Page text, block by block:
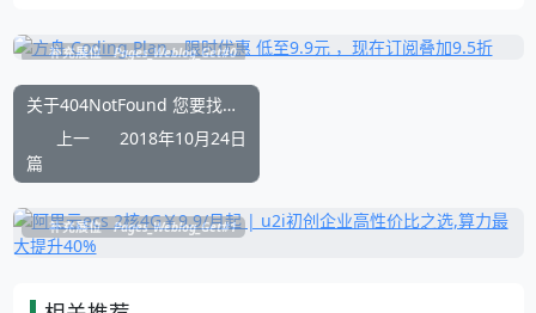
补充展位 Pages_Weblog_Get#0
关于404NotFound 您要找的资源已被删除、已更名或暂时不可用
上一
篇
2018年10月24日
补充展位 Pages_Weblog_Get#1